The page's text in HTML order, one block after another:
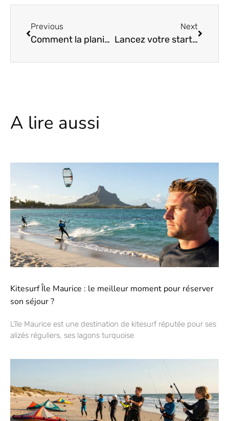
Previous
Comment la planification stratégique transforme vos idées en succès concret
Next
Lancez votre startup : les étapes incontournables que personne ne vous révèle !
A lire aussi
Kitesurf Île Maurice : le meilleur moment pour réserver
son séjour ?
L’île Maurice est une destination de kitesurf réputée pour ses
alizés réguliers, ses lagons turquoise